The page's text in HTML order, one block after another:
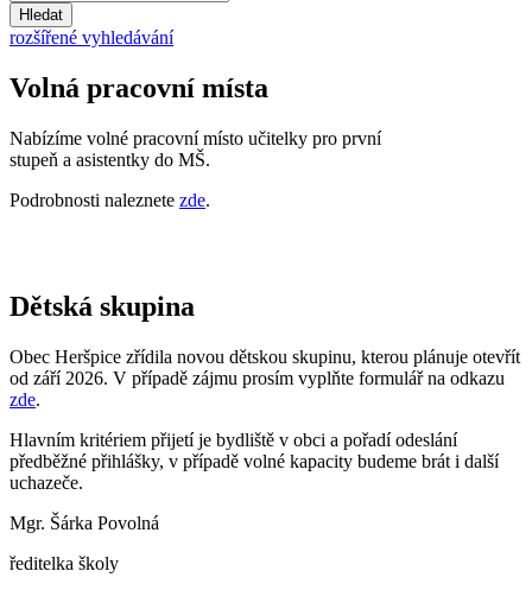
Hledat
rozšířené vyhledávání
Volná pracovní místa
Nabízíme volné pracovní místo učitelky pro první
stupeň a asistentky do MŠ.
Podrobnosti naleznete zde.
Dětská skupina
Obec Heršpice zřídila novou dětskou skupinu, kterou plánuje otevřít
od září 2026. V případě zájmu prosím vyplňte formulář na odkazu
zde.
Hlavním kritériem přijetí je bydliště v obci a pořadí odeslání
předběžné přihlášky, v případě volné kapacity budeme brát i další
uchazeče.
Mgr. Šárka Povolná
ředitelka školy